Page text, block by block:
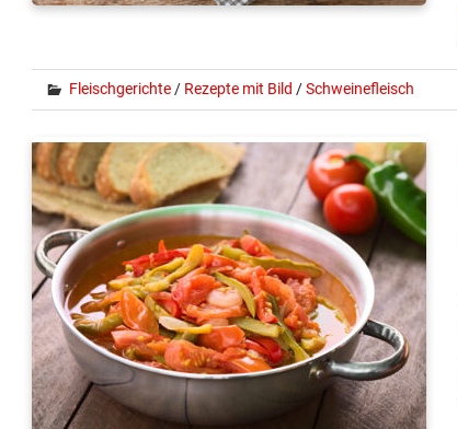
Fleischgerichte/ Rezepte mit Bild /Schweinefleisch